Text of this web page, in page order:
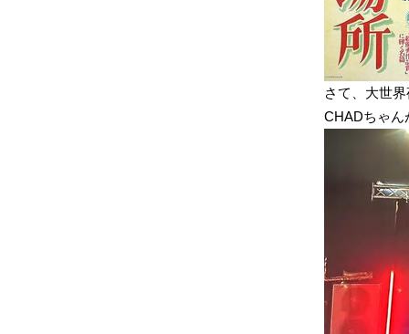
さて、大世
CHADちゃん